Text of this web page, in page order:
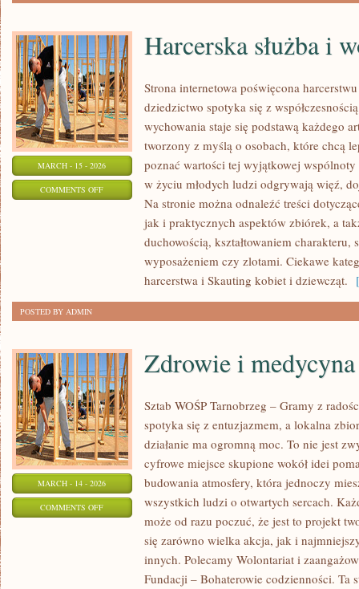
MARCH - 15 - 2026
COMMENTS OFFON
HARCERSKA
WOLONTARIAT
Harcerska służba i
Strona internetowa poświęcona
dziedzictwo spotyka się z
wychowania staje się podstawą każdego
tworzony z myślą o osobach, które chcą
poznać wartości tej wyjątkowej
w życiu młodych ludzi odgrywają więź,
Na stronie można odnaleźć treści
jak i praktycznych aspektów zbiórek, a
duchowością, kształtowaniem
wyposażeniem czy zlotami. Ciekawe
harcerstwa i Skauting kobiet i dziewcząt.
POSTED BY ADMIN
MARCH - 14 - 2026
COMMENTS OFFON
MEDYCYNA
Zdrowie i medycyna
Sztab WOŚP Tarnobrzeg – Gramy z
spotyka się z entuzjazmem, a lokalna
działanie ma ogromną moc. To nie jest
cyfrowe miejsce skupione wokół idei
budowania atmosfery, która jednoczy
wszystkich ludzi o otwartych sercach.
może od razu poczuć, że jest to projekt
się zarówno wielka akcja, jak i
innych. Polecamy Wolontariat i
Fundacji – Bohaterowie codzienności. Ta